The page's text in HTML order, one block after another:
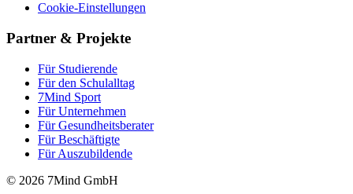
Cookie-Einstellungen
Partner & Projekte
Für Stu­die­rende
Für den Schulalltag
7Mind Sport
Für Unter­neh­men
Für Gesund­heits­be­ra­ter
Für Beschäftigte
Für Auszubildende
© 2026 7Mind GmbH